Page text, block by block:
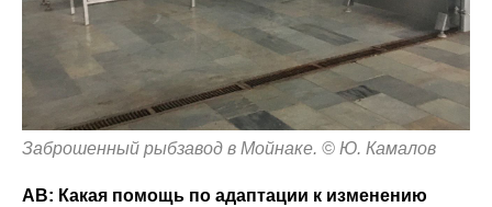
Заброшенный рыбзавод в Мойнаке. © Ю. Камалов
АВ: Какая помощь по адаптации к изменению